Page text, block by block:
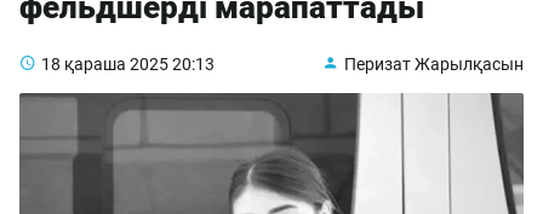
фельдшерді марапаттады
18 қараша 202520:13 Перизат Жарылқасын